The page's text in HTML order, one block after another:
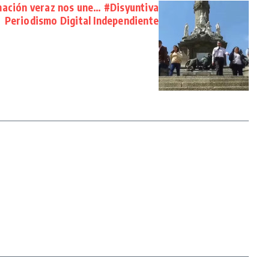
veraz nos une… #Disyuntiva
Periodismo Digital Independiente